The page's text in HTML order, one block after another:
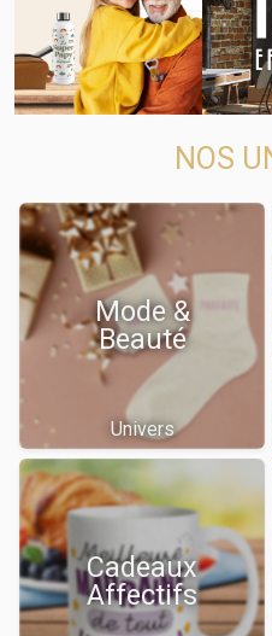
NOS
Mode &
Beauté
Univers
Cadeaux
Affectifs